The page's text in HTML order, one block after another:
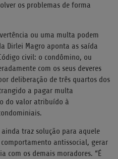
os problemas de forma
ou uma multa podem
Dirlei Magro aponta as saída
civil: o condômino, ou
com os seus deveres
deliberação de três quartos dos
a pagar multa
do valor atribuído à
traz solução para aquele
antissocial, gerar
com os demais moradores. “É